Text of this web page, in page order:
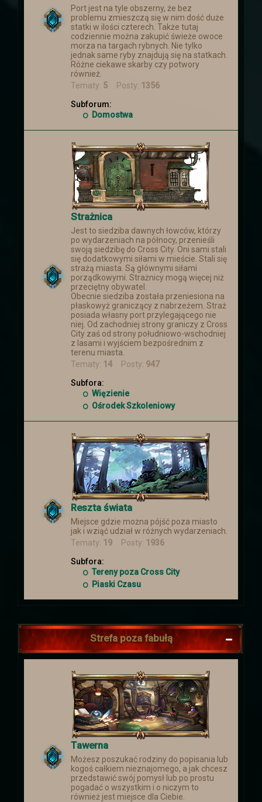
Port jest na tyle obszerny, że bez
problemu zmieszczą się w nim dość duże
statki w ilości czterech. Także tutaj
codziennie można zakupić świeże owoce
morza na targach rybnych. Nie tylko
jednak same ryby znajdują się na statkach.
Różne ciekawe skarby czy potwory
również.
Tematy: 5 Posty: 1356
Subforum:
Domostwa
Strażnica
Jest to siedziba dawnych łowców, którzy
po wydarzeniach na północy, przenieśli
swoją siedzibę do Cross City. Oni sami stali
się dodatkowymi siłami w mieście. Stali się
strażą miasta. Są głównymi siłami
porządkowymi. Strażnicy mogą więcej niż
przeciętny obywatel.
Obecnie siedziba została przeniesiona na
płaskowyż graniczący z nabrzeżem. Straż
posiada własny port przylegającego nie
niej. Od zachodniej strony graniczy z Cross
City zaś od strony południowo-wschodniej
z lasami i wyjściem bezpośrednim z
terenu miasta.
Tematy: 14 Posty: 947
Subfora:
Więzienie
Ośrodek Szkoleniowy
Reszta świata
Miejsce gdzie można pójść poza miasto
jak i wziąć udział w różnych wydarzeniach.
Tematy: 19 Posty: 1936
Subfora:
Tereny poza Cross City
Piaski Czasu
Strefa poza fabułą
Tawerna
Możesz poszukać rodziny do popisania lub
kogoś całkiem nieznajomego, a jak chcesz
przedstawić swój pomysł lub po prostu
pogadać o wszystkim i o niczym to
również jest miejsce dla Ciebie.